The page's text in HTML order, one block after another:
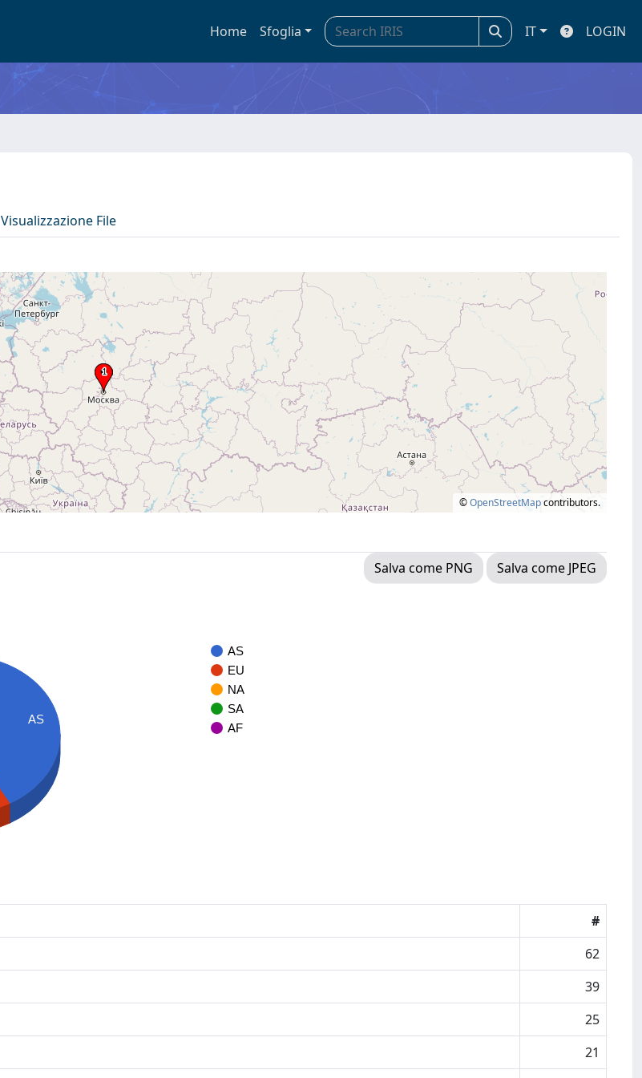
Home Sfoglia IT LOGIN
Visualizzazione File
©OpenStreetMapcontributors.
Salva come PNG
Salva come JPEG
AS
EU
NA
SA
AF
AS
#
62
39
25
21